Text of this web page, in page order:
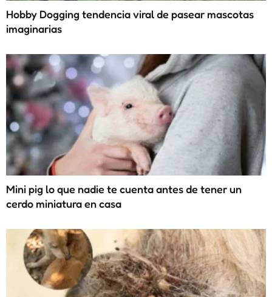
Hobby Dogging tendencia viral de pasear mascotas
imaginarias
Mini pig lo que nadie te cuenta antes de tener un
cerdo miniatura en casa